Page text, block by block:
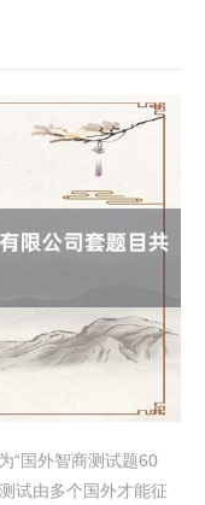
“国外智商测试题60
试由多个国外才能征